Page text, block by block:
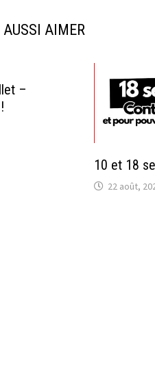
AUSSI AIMER
–
10 et 18
22 août,